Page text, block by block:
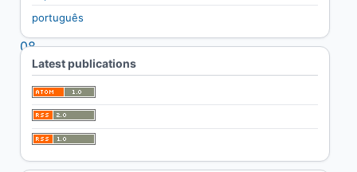
DOI:https://doi.org/10.19137/cuadex-2025-09-
08
Keywords:university extension, social change,
open universities
Abstract
português
Latest publications